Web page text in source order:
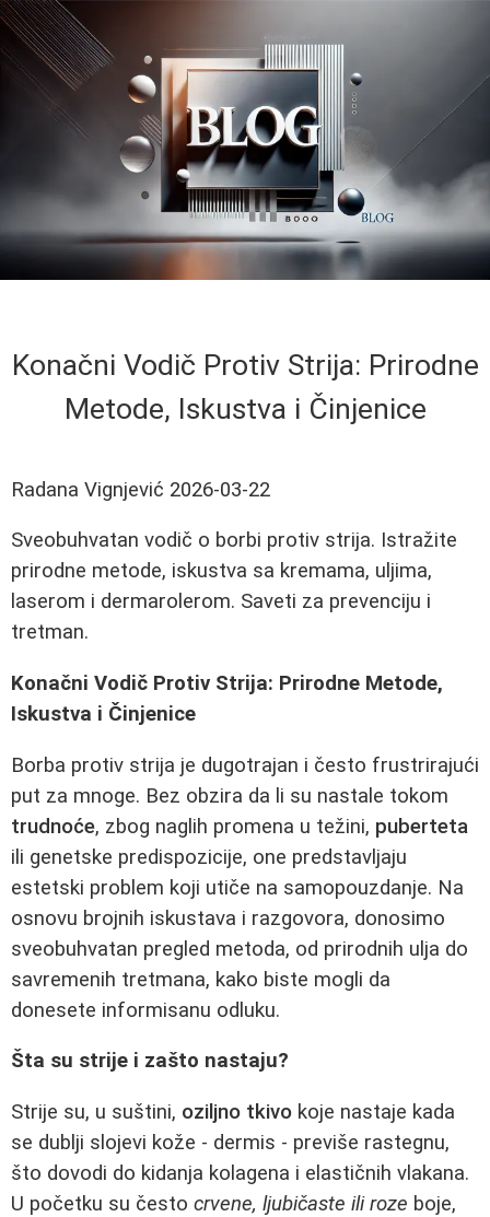
Konačni Vodič Protiv Strija: Prirodne
Metode, Iskustva i Činjenice
Radana Vignjević 2026-03-22
Sveobuhvatan vodič o borbi protiv strija. Istražite
prirodne metode, iskustva sa kremama, uljima,
laserom i dermarolerom. Saveti za prevenciju i
tretman.
Konačni Vodič Protiv Strija: Prirodne Metode,
Iskustva i Činjenice
Borba protiv strija je dugotrajan i često frustrirajući
put za mnoge. Bez obzira da li su nastale tokom
trudnoće, zbog naglih promena u težini, puberteta
ili genetske predispozicije, one predstavljaju
estetski problem koji utiče na samopouzdanje. Na
osnovu brojnih iskustava i razgovora, donosimo
sveobuhvatan pregled metoda, od prirodnih ulja do
savremenih tretmana, kako biste mogli da
donesete informisanu odluku.
Šta su strije i zašto nastaju?
Strije su, u suštini, oziljno tkivo koje nastaje kada
se dublji slojevi kože - dermis - previše rastegnu,
što dovodi do kidanja kolagena i elastičnih vlakana.
U početku su često crvene, ljubičaste ili roze boje,